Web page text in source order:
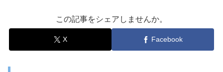
この記事をシェアしませんか。
X Facebook